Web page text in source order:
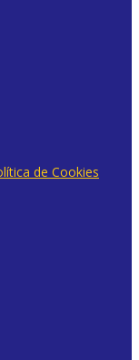
de Cookies